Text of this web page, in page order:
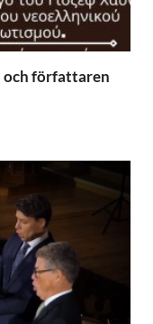
och författaren